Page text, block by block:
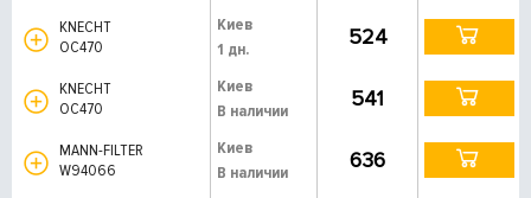
KNECHT
OC470
Киев
1 дн.
524
KNECHT
OC470
Киев
В наличии
541
MANN-FILTER
W94066
Киев
В наличии
636